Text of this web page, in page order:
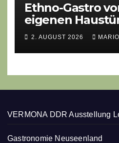
Ethno-Gastro
eigenen
geheime
des Gasthofs
2. AUGUST 2026
VERMONA DDR Ausstellung
Gastronomie Neuseenland